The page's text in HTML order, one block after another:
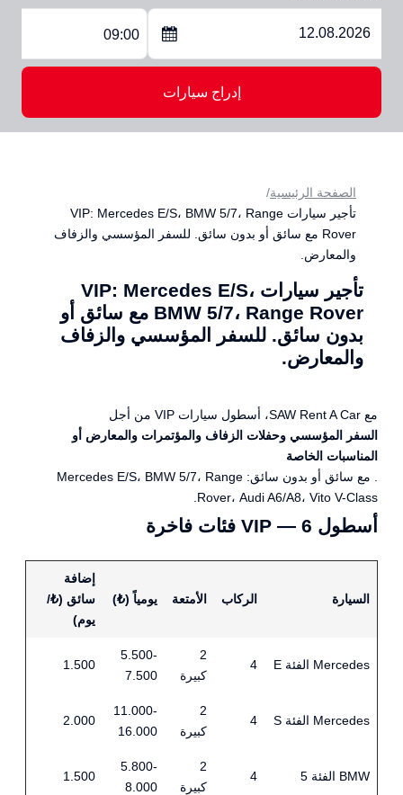
09:00
إدراج سيارات
الصفحة الرئيسية
تأجير سيارات VIP: Mercedes E/S، BMW 5/7، Range
Rover مع سائق أو بدون سائق. للسفر المؤسسي والزفاف
والمعارض.
تأجير سيارات VIP: Mercedes E/S،
BMW 5/7، Range Rover مع سائق أو
بدون سائق. للسفر المؤسسي والزفاف
والمعارض.
مع SAW Rent A Car، أسطول سيارات VIP من أجل
السفر المؤسسي وحفلات الزفاف والمؤتمرات والمعارض أو
المناسبات الخاصة
. مع سائق أو بدون سائق: Mercedes E/S، BMW 5/7، Range
Rover، Audi A6/A8، Vito V-Class.
أسطول VIP — 6 فئات فاخرة
السيارة الركاب الأمتعة يومياً (₺)
إضافة
سائق (₺/
يوم)
Mercedes الفئة E 4
2
كبيرة
5.500-
7.500
1.500
Mercedes الفئة S 4
2
كبيرة
11.000-
16.000
2.000
BMW الفئة 5 4
2
كبيرة
5.800-
8.000
1.500